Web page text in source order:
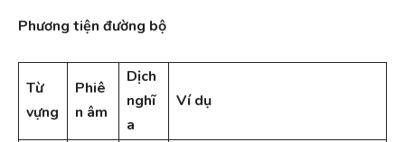
Phương tiện đường bộ
Từ
vựng
Phiê
n âm
Dịch
nghĩ
a
Ví dụ